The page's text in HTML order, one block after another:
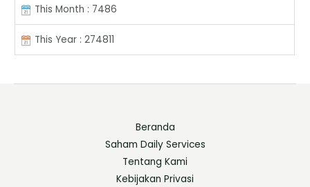
This Month : 7486
This Year : 274811
Beranda
Saham Daily Services
Tentang Kami
Kebijakan Privasi